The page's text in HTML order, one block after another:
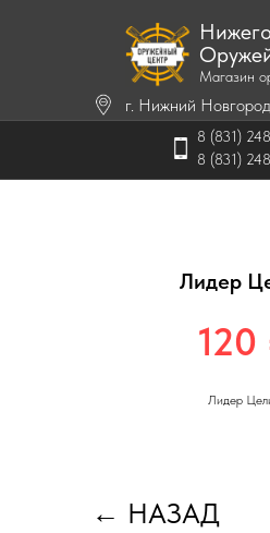
Магазин
8 (831)
8 (831)
г. Нижний Новгород
Лидер
120
Лидер
← НАЗАД